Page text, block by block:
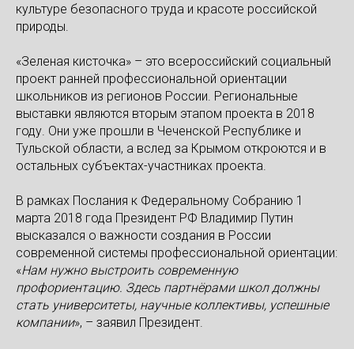
культуре безопасного труда и красоте российской
природы.
«Зеленая кисточка» – это всероссийский социальный
проект ранней профессиональной ориентации
школьников из регионов России. Региональные
выставки являются вторым этапом проекта в 2018
году. Они уже прошли в Чеченской Республике и
Тульской области, а вслед за Крымом откроются и в
остальных субъектах-участниках проекта.
В рамках Послания к Федеральному Собранию 1
марта 2018 года Президент РФ Владимир Путин
высказался о важности создания в России
современной системы профессиональной ориентации:
«Нам нужно выстроить современную
профориентацию. Здесь партнёрами школ должны
стать университеты, научные коллективы, успешные
компании», – заявил Президент.